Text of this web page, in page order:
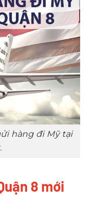
hàng đi Mỹ tại
8 mới